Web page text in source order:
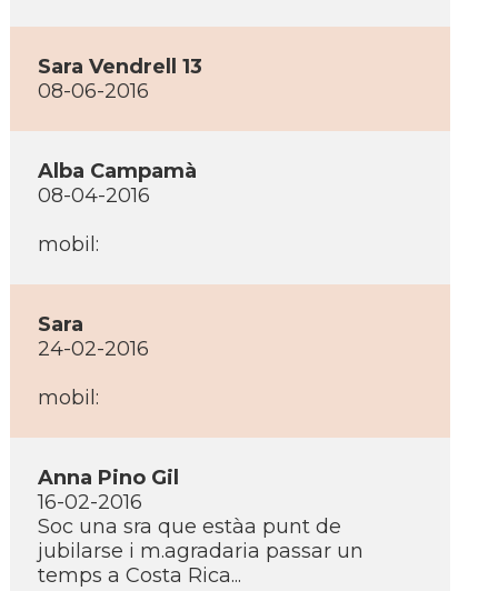
Sara Vendrell 13
08-06-2016
Alba Campamà
08-04-2016
mobil:
Sara
24-02-2016
mobil:
Anna Pino Gil
16-02-2016
Soc una sra que estàa punt de
jubilarse i m.agradaria passar un
temps a Costa Rica...